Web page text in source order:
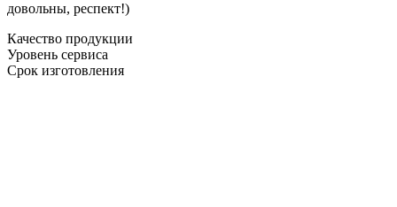
довольны, респект!)
Качество продукции
Уровень сервиса
Срок изготовления